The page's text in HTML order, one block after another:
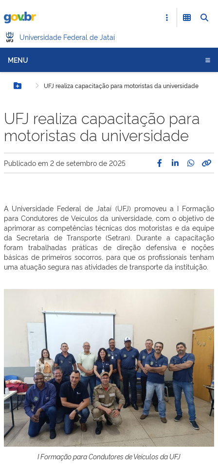
Universidade Federal de Jataí
MENU
Botão MenuUFJ realiza capacitação para motoristas da universidade
UFJ realiza capacitação para
motoristas da universidade
Publicado em 2 de setembro de 2025
A Universidade Federal de Jataí (UFJ) promoveu a I Formação
para Condutores de Veículos da universidade, com o objetivo de
aprimorar as competências técnicas dos motoristas e da equipe
da Secretaria de Transporte (Setran). Durante a capacitação
foram trabalhadas práticas de direção defensiva e noções
básicas de primeiros socorros, para que os profissionais tenham
uma atuação segura nas atividades de transporte da instituição.
I Formação para Condutores de Veículos da UFJ